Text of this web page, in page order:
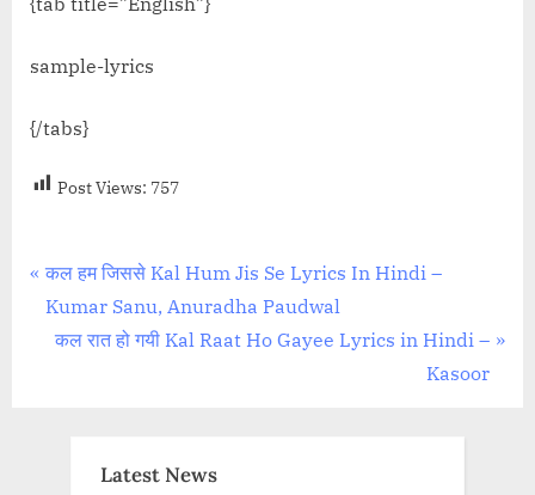
sample-lyrics
{/tabs}
Post Views: 757
Post
navigation
P
r
कल हम जिससे Kal Hum Jis Se Lyrics In Hindi –
Kumar Sanu, Anuradha Paudwal
N
कल रात हो गयी Kal Raat Ho Gayee Lyrics in Hindi –
Kasoor
Latest News